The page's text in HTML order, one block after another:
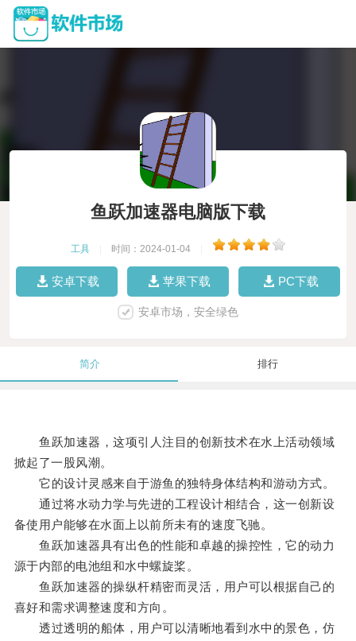
鱼跃加速器电脑版下载
工具 时间：2024-01-04
安卓下载 苹果下载 PC下载
安卓市场，安全绿色
简介 排行
鱼跃加速器，这项引人注目的创新技术在水上活动领域
掀起了一股风潮。
它的设计灵感来自于游鱼的独特身体结构和游动方式。
通过将水动力学与先进的工程设计相结合，这一创新设
备使用户能够在水面上以前所未有的速度飞驰。
鱼跃加速器具有出色的性能和卓越的操控性，它的动力
源于内部的电池组和水中螺旋桨。
鱼跃加速器的操纵杆精密而灵活，用户可以根据自己的
喜好和需求调整速度和方向。
透过透明的船体，用户可以清晰地看到水中的景色，仿